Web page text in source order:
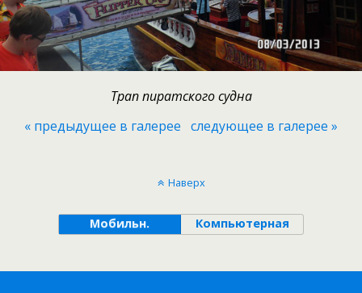
Трап пиратского судна
« предыдущее в галерее следующее в галерее »
Наверх
Мобильн. Компьютерная